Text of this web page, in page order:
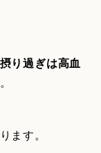
り過ぎは高血
。
ます。